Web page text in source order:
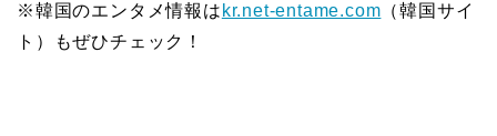
※韓国のエンタメ情報は kr.net-entame.com （韓国サイ
ト）もぜひチェック！